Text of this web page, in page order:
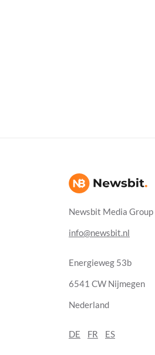
Newsbit Media Group
info@newsbit.nl
Energieweg 53b
6541 CW Nijmegen
Nederland
DE FR ES